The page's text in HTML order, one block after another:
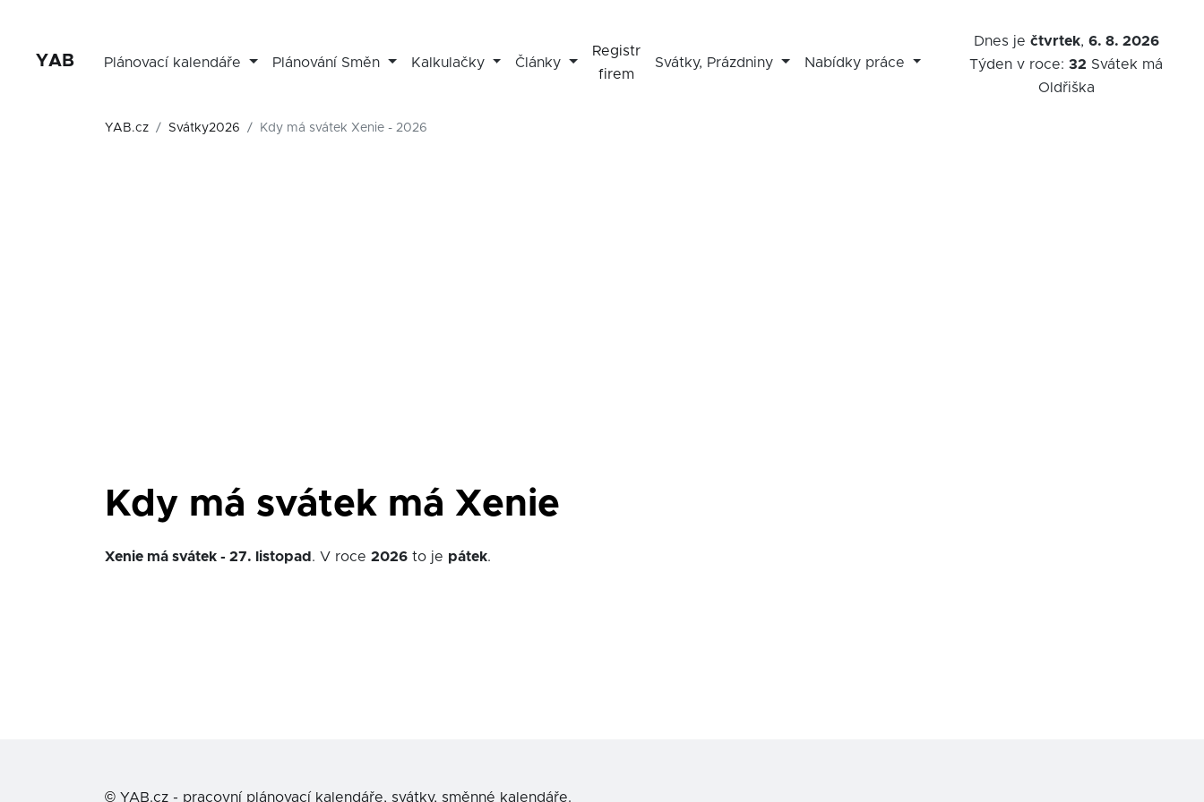
YAB Plánovací kalendáře Plánování Směn Kalkulačky Články
Registr
firem
Svátky, Prázdniny Nabídky práce
Dnes je čtvrtek, 6. 8. 2026
Týden v roce:32 Svátek má
Oldřiška
YAB.cz Svátky2026 Kdy má svátek Xenie - 2026
Kdy má svátek má Xenie
Xenie má svátek - 27. listopad . V roce 2026 to je pátek.
© YAB.cz - pracovní plánovací kalendáře, svátky, směnné kalendáře.